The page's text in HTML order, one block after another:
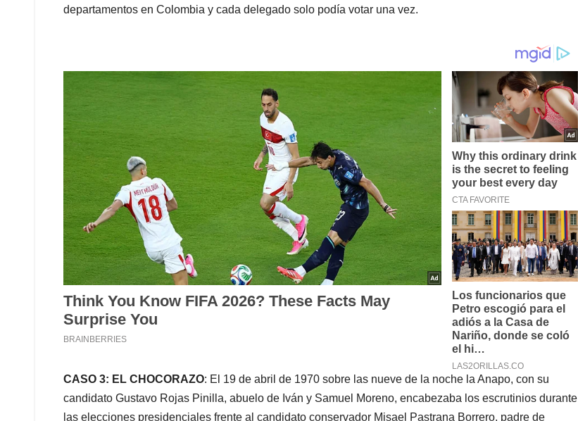
departamentos en Colombia y cada delegado solo podía votar una vez.
CASO 3: EL CHOCORAZO: El 19 de abril de 1970 sobre las nueve de la noche la Anapo, con su
candidato Gustavo Rojas Pinilla, abuelo de Iván y Samuel Moreno, encabezaba los escrutinios durante
las elecciones presidenciales frente al candidato conservador Misael Pastrana Borrero, padre de